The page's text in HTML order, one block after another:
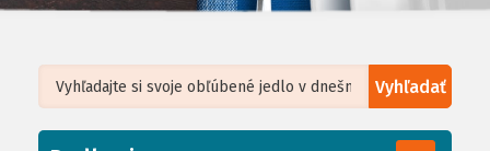
Vyhľadať
Leaflet| ©OpenStreetMap, Tiles courtesy ofHumanitarian OpenStreetMap